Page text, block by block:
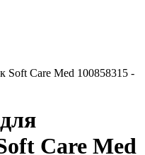
Soft Care Med 100858315 -
Care Med